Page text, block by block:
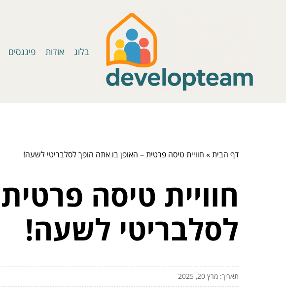
בלוג אודות פיננסים
דף הבית» חוויית טיסה פרטית – האופן בו אתה הופך לסלבריטי לשעה!
חוויית טיסה
לסלבריטי לשעה!
תאריך: מרץ 20, 2025